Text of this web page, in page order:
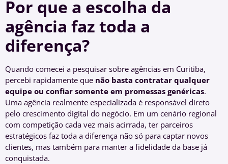
Por que a escolha da
agência faz toda a
diferença?
Quando comecei a pesquisar sobre agências em Curitiba,
percebi rapidamente que não basta contratar qualquer
equipe ou confiar somente em promessas genéricas.
Uma agência realmente especializada é responsável direto
pelo crescimento digital do negócio. Em um cenário regional
com competição cada vez mais acirrada, ter parceiros
estratégicos faz toda a diferença não só para captar novos
clientes, mas também para manter a fidelidade da base já
conquistada.